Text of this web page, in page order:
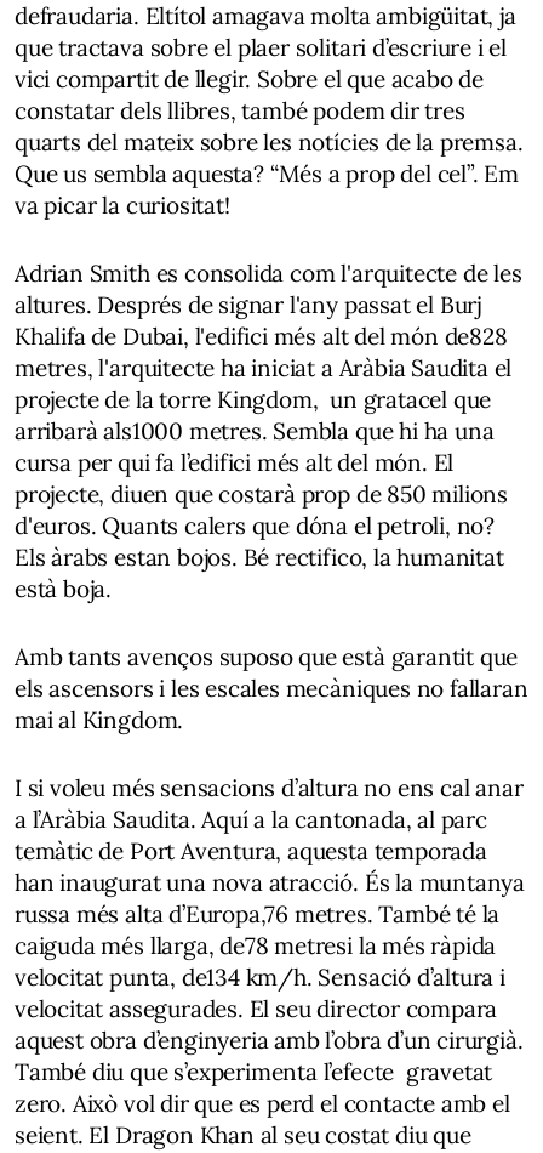
defraudaria. Eltítol amagava molta ambigüitat, ja
que tractava sobre el plaer solitari d’escriure i el
vici compartit de llegir. Sobre el que acabo de
constatar dels llibres, també podem dir tres
quarts del mateix sobre les notícies de la premsa.
Que us sembla aquesta? “Més a prop del cel”. Em
va picar la curiositat!
Adrian Smith es consolida com l'arquitecte de les
altures. Després de signar l'any passat el Burj
Khalifa de Dubai, l'edifici més alt del món de828
metres, l'arquitecte ha iniciat a Aràbia Saudita el
projecte de la torre Kingdom, un gratacel que
arribarà als1000 metres. Sembla que hi ha una
cursa per qui fa l’edifici més alt del món. El
projecte, diuen que costarà prop de 850 milions
d'euros. Quants calers que dóna el petroli, no?
Els àrabs estan bojos. Bé rectifico, la humanitat
està boja.
Amb tants avenços suposo que està garantit que
els ascensors i les escales mecàniques no fallaran
mai al Kingdom.
I si voleu més sensacions d’altura no ens cal anar
a l’Aràbia Saudita. Aquí a la cantonada, al parc
temàtic de Port Aventura, aquesta temporada
han inaugurat una nova atracció. És la muntanya
russa més alta d’Europa,76 metres. També té la
caiguda més llarga, de78 metresi la més ràpida
velocitat punta, de134 km/h. Sensació d’altura i
velocitat assegurades. El seu director compara
aquest obra d’enginyeria amb l’obra d’un cirurgià.
També diu que s’experimenta l’efecte gravetat
zero. Això vol dir que es perd el contacte amb el
seient. El Dragon Khan al seu costat diu que